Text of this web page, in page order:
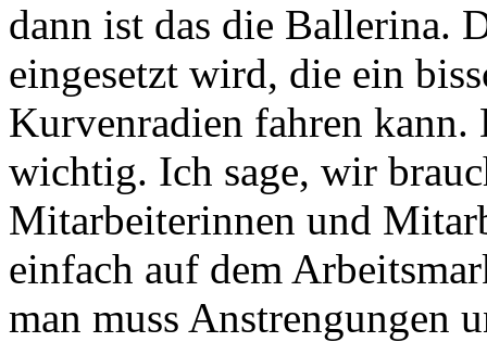
dann ist das die Ballerina.
eingesetzt wird, die ein
Kurvenradien fahren kann.
wichtig. Ich sage, wir
Mitarbeiterinnen und
einfach auf dem
man muss Anstrengungen